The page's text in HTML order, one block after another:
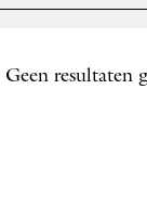
Geen resultaten